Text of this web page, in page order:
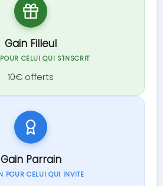
Gain Filleul
CELUI QUI S'INSCRIT
10€ offerts
Gain Parrain
POUR CELUI QUI INVITE